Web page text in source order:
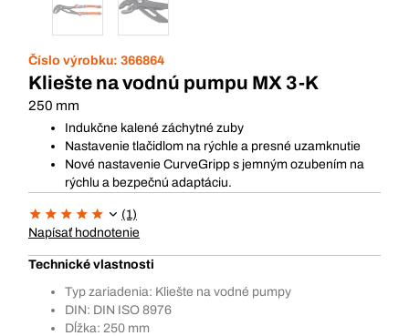
Číslo výrobku: 366864
Kliešte na vodnú pumpu MX 3-K
250 mm
Indukčne kalené záchytné zuby
Nastavenie tlačidlom na rýchle a presné uzamknutie
Nové nastavenie CurveGripp s jemným ozubením na
rýchlu a bezpečnú adaptáciu.
(1)
Napísať hodnotenie
Technické vlastnosti
Typ zariadenia: Kliešte na vodné pumpy
DIN: DIN ISO 8976
Dĺžka: 250 mm